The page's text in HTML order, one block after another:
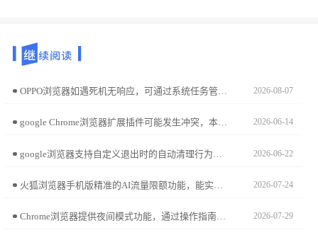
OPPO浏览器如遇死机无响应，可通过系统任务管理器执行强制停止动作。本指南说明了此操作的执行步骤，既能快速解决程序卡死故障，又能有效清除异常内存，保障浏览器的后续使用稳定。 2026-08-07
google Chrome浏览器扩展插件可能发生冲突，本文分享处理经验与操作技巧，帮助用户快速解决问题，保障浏览器稳定运行。 2026-06-14
2026-06-22
2026-07-24
Chrome浏览器提供夜间模式功能，通过操作指南可降低屏幕亮度并节省电量。用户可获得更舒适的浏览体验。 2026-07-29